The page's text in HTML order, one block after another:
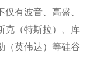
有波音、高盛、
克（特斯拉）、库
（英伟达）等硅谷